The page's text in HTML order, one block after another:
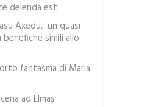
delenda est!
Axedu, un quasi
simili allo
fantasma di Maria
ad Elmas